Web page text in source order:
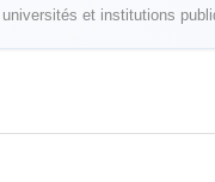
et institutions